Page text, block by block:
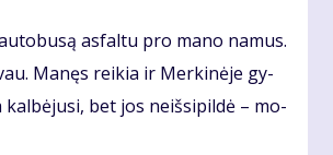
as­fal­tu pro ma­no na­mus.
Ma­nęs rei­kia ir Mer­ki­nė­je gy­
kal­bė­ju­si, bet jos ne­iš­si­pil­dė – mo­